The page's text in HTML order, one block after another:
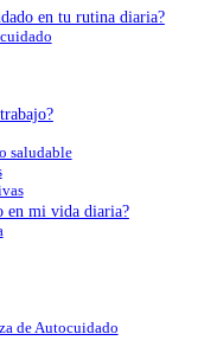
en tu rutina diaria?
saludable
en mi vida diaria?
de Autocuidado